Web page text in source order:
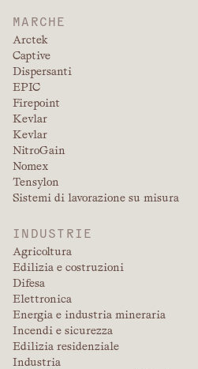
MARCHE
Arctek
Captive
Dispersanti
EPIC
Firepoint
Kevlar
Kevlar
NitroGain
Nomex
Tensylon
Sistemi di lavorazione su misura
INDUSTRIE
Agricoltura
Edilizia e costruzioni
Difesa
Elettronica
Energia e industria mineraria
Incendi e sicurezza
Edilizia residenziale
Industria